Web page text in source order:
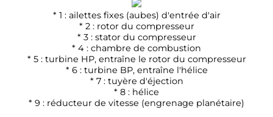
* 1 : ailettes fixes (aubes) d'entrée d'air
* 2 : rotor du compresseur
* 3 : stator du compresseur
* 4 : chambre de combustion
* 5 : turbine HP, entraîne le rotor du compresseur
* 6 : turbine BP, entraîne l'hélice
* 7 : tuyère d'éjection
* 8 : hélice
* 9 : réducteur de vitesse (engrenage planétaire)